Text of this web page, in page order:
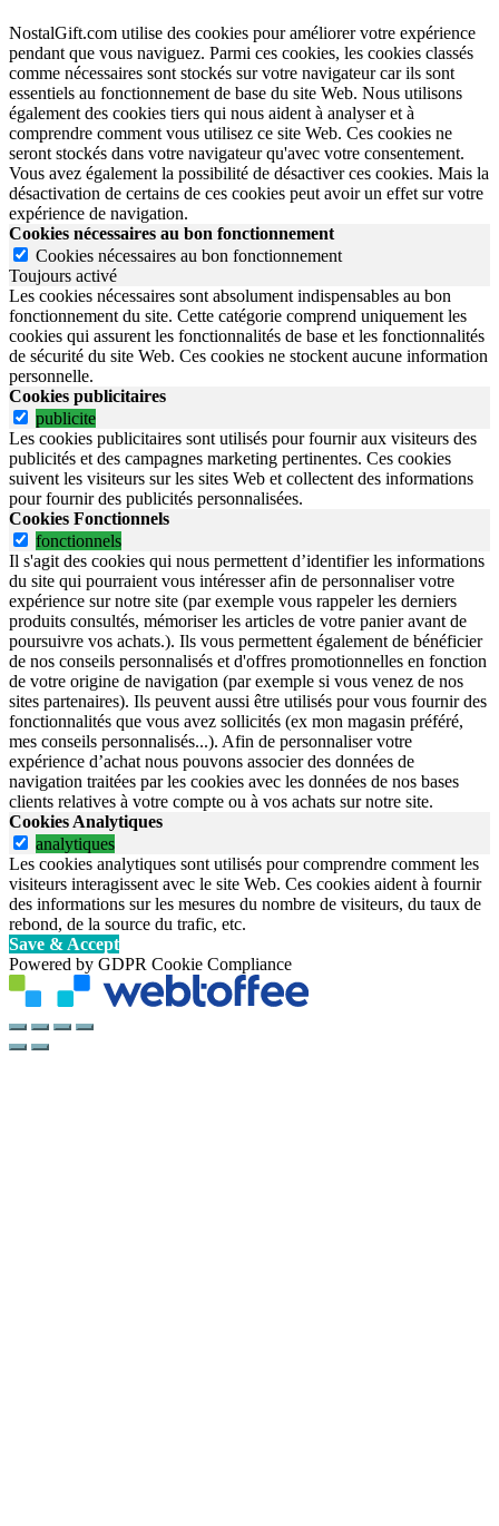
NostalGift.com utilise des cookies pour améliorer votre expérience
pendant que vous naviguez. Parmi ces cookies, les cookies classés
comme nécessaires sont stockés sur votre navigateur car ils sont
essentiels au fonctionnement de base du site Web. Nous utilisons
également des cookies tiers qui nous aident à analyser et à
comprendre comment vous utilisez ce site Web. Ces cookies ne
seront stockés dans votre navigateur qu'avec votre consentement.
Vous avez également la possibilité de désactiver ces cookies. Mais la
désactivation de certains de ces cookies peut avoir un effet sur votre
expérience de navigation.
Cookies nécessaires au bon fonctionnement
Cookies nécessaires au bon fonctionnement
Toujours activé
Les cookies nécessaires sont absolument indispensables au bon
fonctionnement du site. Cette catégorie comprend uniquement les
cookies qui assurent les fonctionnalités de base et les fonctionnalités
de sécurité du site Web. Ces cookies ne stockent aucune information
personnelle.
Cookies publicitaires
publicite
Les cookies publicitaires sont utilisés pour fournir aux visiteurs des
publicités et des campagnes marketing pertinentes. Ces cookies
suivent les visiteurs sur les sites Web et collectent des informations
pour fournir des publicités personnalisées.
Cookies Fonctionnels
fonctionnels
Il s'agit des cookies qui nous permettent d’identifier les informations
du site qui pourraient vous intéresser afin de personnaliser votre
expérience sur notre site (par exemple vous rappeler les derniers
produits consultés, mémoriser les articles de votre panier avant de
poursuivre vos achats.). Ils vous permettent également de bénéficier
de nos conseils personnalisés et d'offres promotionnelles en fonction
de votre origine de navigation (par exemple si vous venez de nos
sites partenaires). Ils peuvent aussi être utilisés pour vous fournir des
fonctionnalités que vous avez sollicités (ex mon magasin préféré,
mes conseils personnalisés...). Afin de personnaliser votre
expérience d’achat nous pouvons associer des données de
navigation traitées par les cookies avec les données de nos bases
clients relatives à votre compte ou à vos achats sur notre site.
Cookies Analytiques
analytiques
Les cookies analytiques sont utilisés pour comprendre comment les
visiteurs interagissent avec le site Web. Ces cookies aident à fournir
des informations sur les mesures du nombre de visiteurs, du taux de
rebond, de la source du trafic, etc.
Save & Accept
Powered by GDPR Cookie Compliance